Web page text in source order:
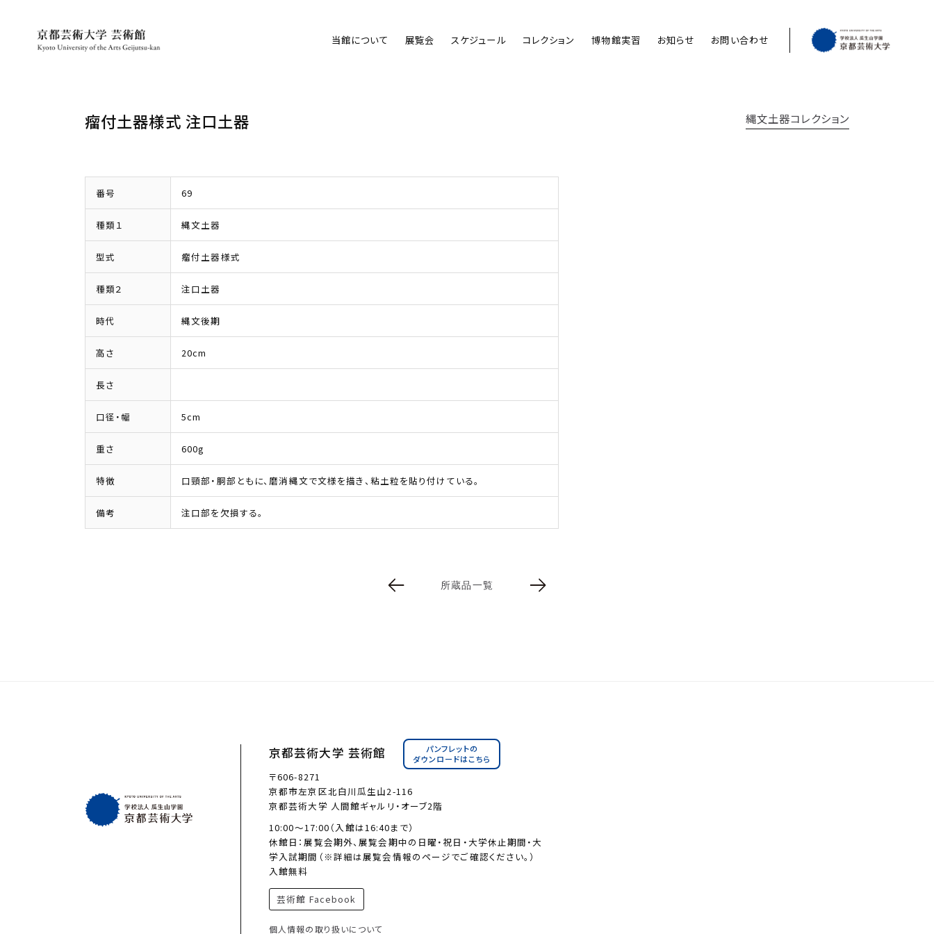
当館について 展覧会 スケジュール コレクション 博物館実習 お知らせ お問い合わせ
瘤付土器様式 注口土器 縄文土器コレクション
番号 69
種類１ 縄文土器
型式 瘤付土器様式
種類２ 注口土器
時代 縄文後期
高さ 20cm
長さ
口径・幅 5cm
重さ 600g
特徴 口頸部・胴部ともに、磨消縄文で文様を描き、粘土粒を貼り付けている。
備考 注口部を欠損する。
所蔵品一覧
京都芸術大学 芸術館
パンフレットの
ダウンロードはこちら
〒606-8271
京都市左京区北白川瓜生山2-116
京都芸術大学 人間館ギャルリ・オーブ2階
10:00〜17:00（入館は16:40まで）
休館日：展覧会期外、展覧会期中の日曜・祝日・大学休止期間・大
学入試期間（※詳細は展覧会情報のページでご確認ください。）
入館無料
芸術館 Facebook
個人情報の取り扱いについて